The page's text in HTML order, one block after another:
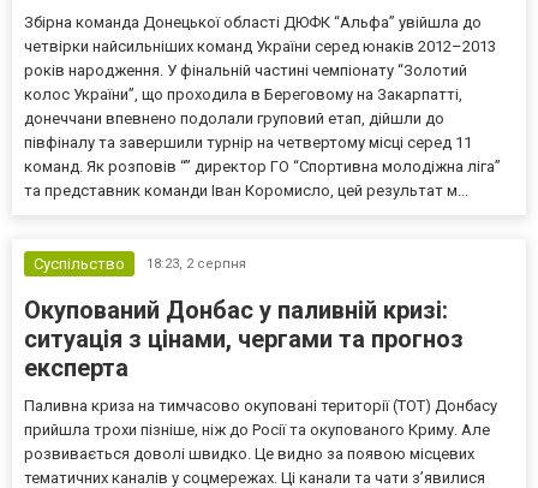
Збірна команда Донецької області ДЮФК “Альфа” увійшла до
четвірки найсильніших команд України серед юнаків 2012–2013
років народження. У фінальній частині чемпіонату “Золотий
колос України”, що проходила в Береговому на Закарпатті,
донеччани впевнено подолали груповий етап, дійшли до
півфіналу та завершили турнір на четвертому місці серед 11
команд. Як розповів “” директор ГО “Спортивна молодіжна ліга”
та представник команди Іван Коромисло, цей результат м...
Суспільство 18:23, 2 серпня
Окупований Донбас у паливній кризі:
ситуація з цінами, чергами та прогноз
експерта
Паливна криза на тимчасово окуповані території (ТОТ) Донбасу
прийшла трохи пізніше, ніж до Росії та окупованого Криму. Але
розвивається доволі швидко. Це видно за появою місцевих
тематичних каналів у соцмережах. Ці канали та чати з’явилися